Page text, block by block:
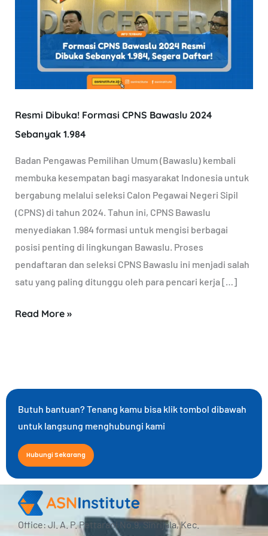
Resmi Dibuka! Formasi CPNS Bawaslu 2024
Sebanyak 1.984
Badan Pengawas Pemilihan Umum (Bawaslu) kembali
membuka kesempatan bagi masyarakat Indonesia untuk
bergabung melalui seleksi Calon Pegawai Negeri Sipil
(CPNS) di tahun 2024. Tahun ini, CPNS Bawaslu
menyediakan 1.984 formasi untuk mengisi berbagai
posisi penting di lingkungan Bawaslu. Proses
pendaftaran dan seleksi CPNS Bawaslu ini menjadi salah
satu yang paling ditunggu oleh para pencari kerja […]
Formasi
Read More »
Butuh bantuan? Tenang kamu bisa klik tombol dibawah
untuk langsung menghubungi kami
Hubungi Sekarang
Office: Jl. A. P. Pettarani No.9, Sinrijala, Kec.